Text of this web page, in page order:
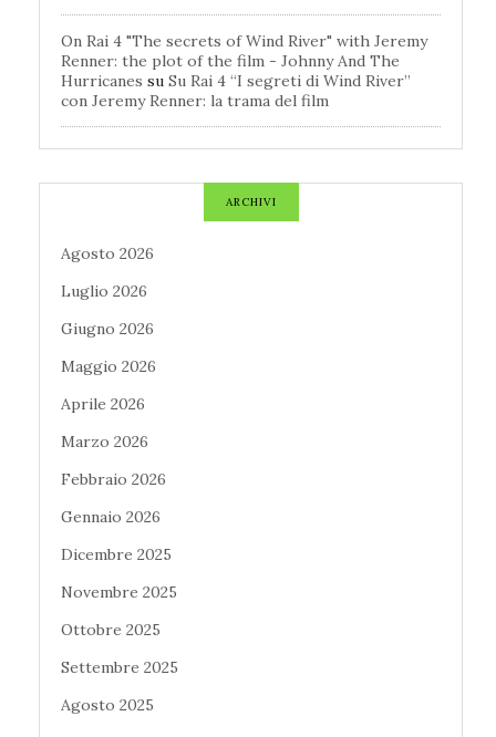
On Rai 4 "The secrets of Wind River" with Jeremy
Renner: the plot of the film - Johnny And The
Hurricanes su Su Rai 4 “I segreti di Wind River”
con Jeremy Renner: la trama del film
ARCHIVI
Agosto 2026
Luglio 2026
Giugno 2026
Maggio 2026
Aprile 2026
Marzo 2026
Febbraio 2026
Gennaio 2026
Dicembre 2025
Novembre 2025
Ottobre 2025
Settembre 2025
Agosto 2025